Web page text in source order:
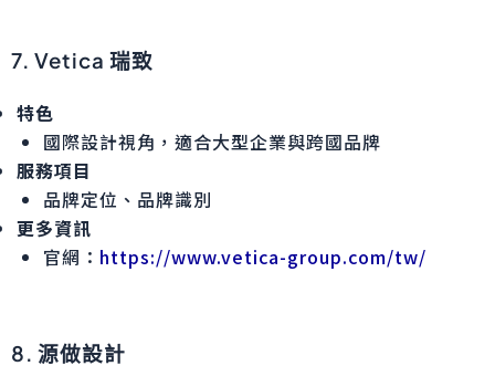
7. Vetica 瑞致
特色
國際設計視角，適合大型企業與跨國品牌
服務項目
品牌定位、品牌識別
更多資訊
官網： https://www.vetica-group.com/tw/
8. 源做設計